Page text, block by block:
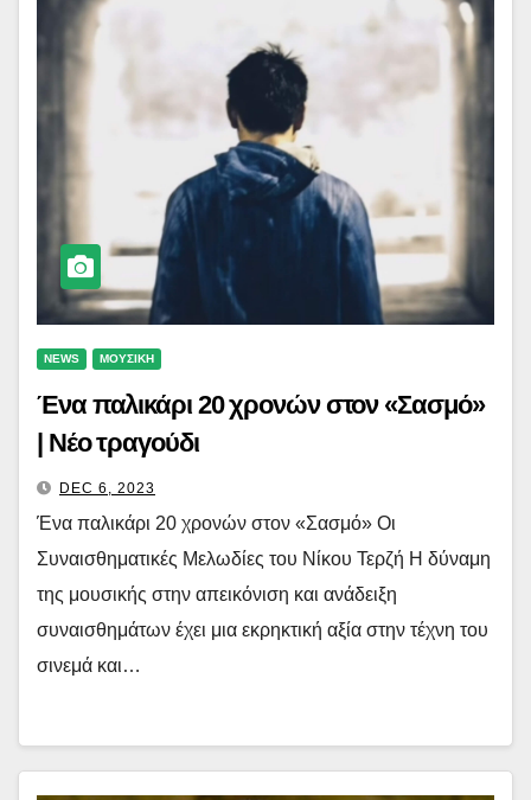
NEWS ΜΟΥΣΙΚΗ
Ένα παλικάρι 20 χρονών στον «Σασμό»
| Νέο τραγούδι
DEC 6, 2023
Ένα παλικάρι 20 χρονών στον «Σασμό» Οι
Συναισθηματικές Μελωδίες του Νίκου Τερζή Η δύναμη
της μουσικής στην απεικόνιση και ανάδειξη
συναισθημάτων έχει μια εκρηκτική αξία στην τέχνη του
σινεμά και…